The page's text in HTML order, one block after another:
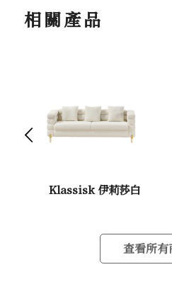
相關產品
Klassisk 伊莉莎白
下一
查看所有